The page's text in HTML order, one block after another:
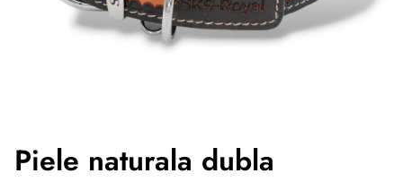
Piele naturala dubla